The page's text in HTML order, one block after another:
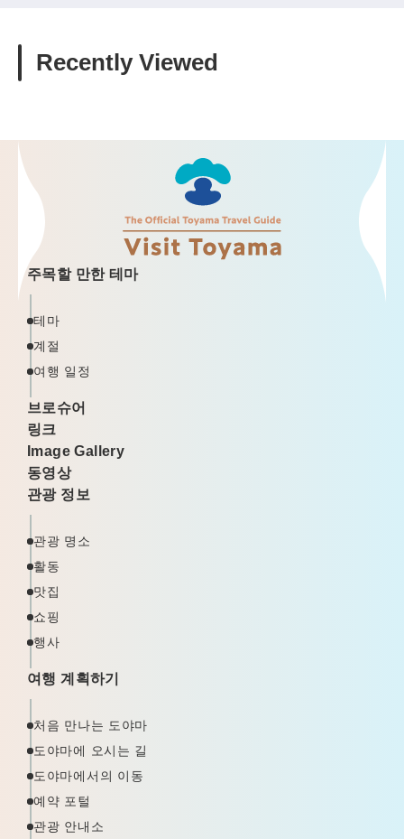
Recently Viewed
주목할 만한 테마
테마
계절
여행 일정
브로슈어
링크
Image Gallery
동영상
관광 정보
관광 명소
활동
맛집
쇼핑
행사
여행 계획하기
처음 만나는 도야마
도야마에 오시는 길
도야마에서의 이동
예약 포털
관광 안내소